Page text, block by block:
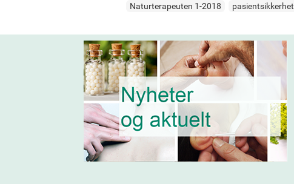
Naturterapeuten 1-2018
pasientsikkerhet